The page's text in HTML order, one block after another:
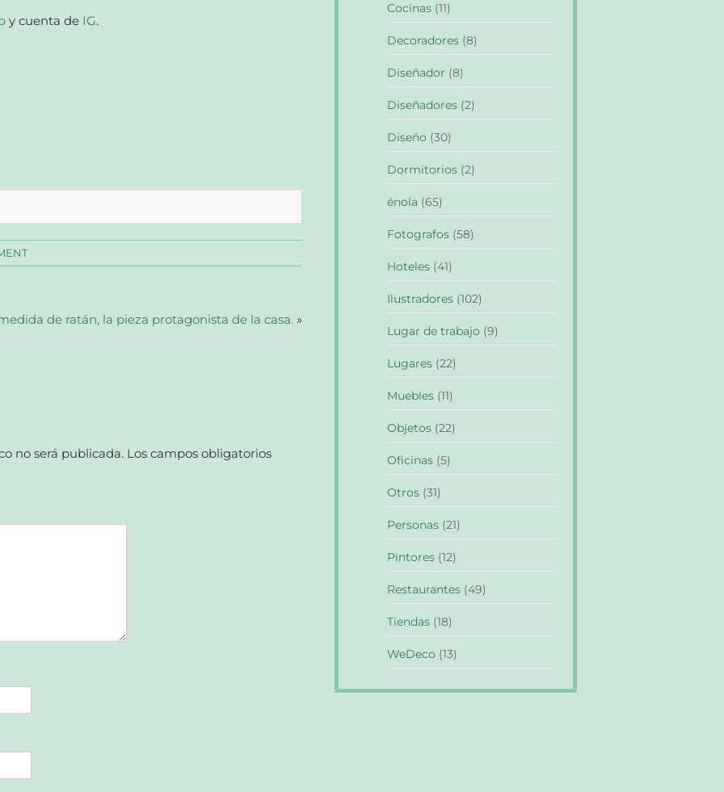
y cuenta de IG.
de ratán, la pieza protagonista de la casa. »
no será publicada. Los campos obligatorios
Cocinas (11)
Decoradores (8)
Diseñador (8)
Diseñadores (2)
Diseño (30)
Dormitorios (2)
énola (65)
Fotografos (58)
Hoteles (41)
Ilustradores (102)
Lugar de trabajo (9)
Lugares (22)
Muebles (11)
Objetos (22)
Oficinas (5)
Otros (31)
Personas (21)
Pintores (12)
Restaurantes (49)
Tiendas (18)
WeDeco (13)